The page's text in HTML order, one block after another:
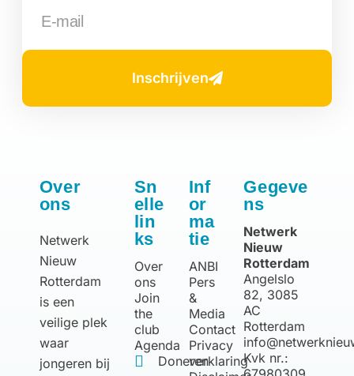
Inschrijven
Over
ons
Netwerk
Nieuw
Rotterdam
is een
veilige plek
waar
jongeren bij
Sn
elle
lin
ks
Over
ons
Join
the
club
Agenda
Doneren
Inf
or
ma
tie
ANBI
Pers
&
Media
Contact
Privacy
verklaring
Gegeve
ns
Netwerk
Nieuw
Rotterdam
Angelslo
82, 3085
AC
Rotterdam
Kvk nr.: